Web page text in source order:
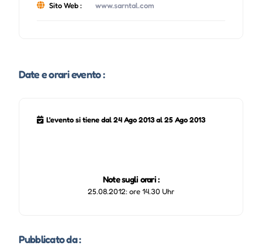
Sito Web : www.sarntal.com
Date e orari evento :
L'evento si tiene dal 24 Ago 2013 al 25 Ago 2013
Note sugli orari :
25.08.2012: ore 14.30 Uhr
Pubblicato da :